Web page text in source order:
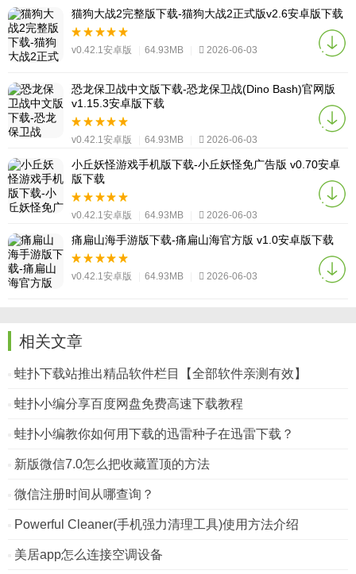
猫狗大战2完整版下载-猫狗大战2正式版v2.6安卓版下载
v0.42.1安卓版 64.93MB 2026-06-03
恐龙保卫战中文版下载-恐龙保卫战(Dino Bash)官网版
v1.15.3安卓版下载
v0.42.1安卓版 64.93MB 2026-06-03
小丘妖怪游戏手机版下载-小丘妖怪免广告版 v0.70安卓
版下载
v0.42.1安卓版 64.93MB 2026-06-03
痛扁山海手游版下载-痛扁山海官方版 v1.0安卓版下载
v0.42.1安卓版 64.93MB 2026-06-03
相关文章
蛙扑下载站推出精品软件栏目【全部软件亲测有效】
蛙扑小编分享百度网盘免费高速下载教程
蛙扑小编教你如何用下载的迅雷种子在迅雷下载？
新版微信7.0怎么把收藏置顶的方法
微信注册时间从哪查询？
Powerful Cleaner(手机强力清理工具)使用方法介绍
美居app怎么连接空调设备